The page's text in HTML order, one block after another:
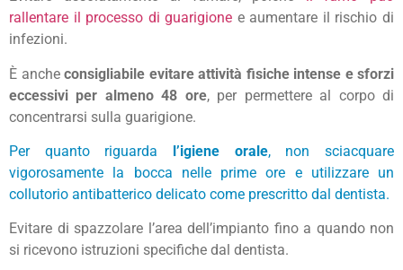
rallentare il processo di guarigione e aumentare il rischio di
infezioni.
È anche consigliabile evitare attività fisiche intense e sforzi
eccessivi per almeno 48 ore, per permettere al corpo di
concentrarsi sulla guarigione.
Per quanto riguarda l’igiene orale, non sciacquare
vigorosamente la bocca nelle prime ore e utilizzare un
collutorio antibatterico delicato come prescritto dal dentista.
Evitare di spazzolare l’area dell’impianto fino a quando non
si ricevono istruzioni specifiche dal dentista.